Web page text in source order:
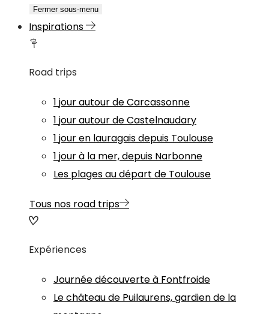
Fermer sous-menu
Inspirations
Road trips
1 jour autour de Carcassonne
1 jour autour de Castelnaudary
1 jour en lauragais depuis Toulouse
1 jour à la mer, depuis Narbonne
Les plages au départ de Toulouse
Tous nos road trips
Expériences
Journée découverte à Fontfroide
Le château de Puilaurens, gardien de la